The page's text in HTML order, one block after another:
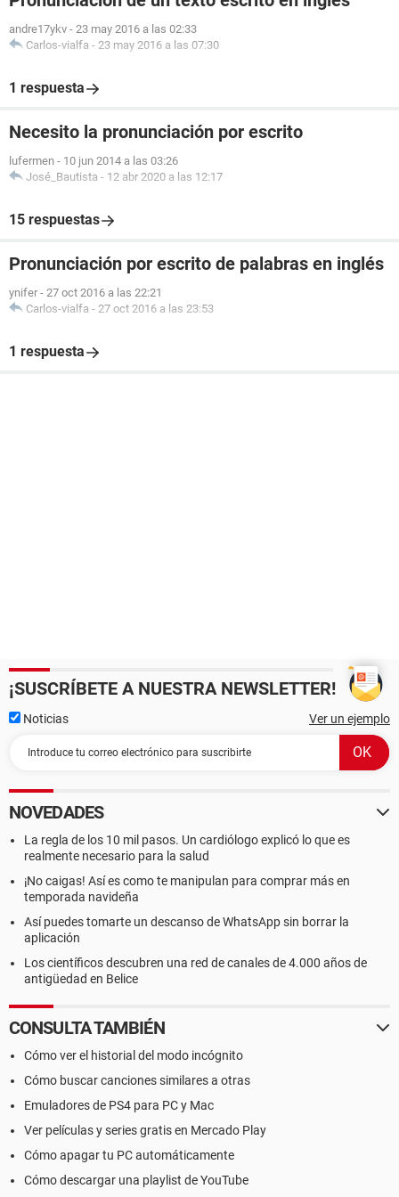
Among those aspiring to reach Tokyo 2020 are Alicia
Hernández, fifth in the Pan-American, Bertha Gutierrez, gold
in Guadalajara 2011, and Paola Padilla, fifth in the World
andre17ykv - 23 may 2016 a las 02:33
Carlos-vialfa - 23 may 2016 a las 07:30
1 respuesta
Necesito la pronunciación por escrito
lufermen - 10 jun 2014 a las 03:26
José_Bautista - 12 abr 2020 a las 12:17
15 respuestas
Pronunciación por escrito de palabras en inglés
ynifer - 27 oct 2016 a las 22:21
Carlos-vialfa - 27 oct 2016 a las 23:53
1 respuesta
¡SUSCRÍBETE A NUESTRA NEWSLETTER!
Noticias Ver un ejemplo
NOVEDADES
La regla de los 10 mil pasos. Un cardiólogo explicó lo que es
realmente necesario para la salud
¡No caigas! Así es como te manipulan para comprar más en
temporada navideña
Así puedes tomarte un descanso de WhatsApp sin borrar la
aplicación
Los científicos descubren una red de canales de 4.000 años de
antigüedad en Belice
CONSULTA TAMBIÉN
Cómo ver el historial del modo incógnito
Cómo buscar canciones similares a otras
Emuladores de PS4 para PC y Mac
Ver películas y series gratis en Mercado Play
Cómo apagar tu PC automáticamente
Cómo descargar una playlist de YouTube